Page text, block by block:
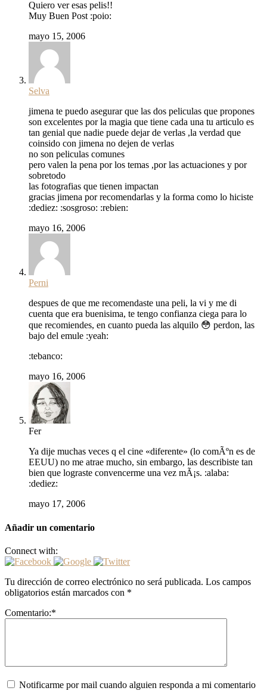
Quiero ver esas pelis!!
Muy Buen Post :poio:
mayo 15, 2006
Selva
jimena te puedo asegurar que las dos peliculas que propones
son excelentes por la magia que tiene cada una tu articulo es
tan genial que nadie puede dejar de verlas ,la verdad que
coinsido con jimena no dejen de verlas
no son peliculas comunes
pero valen la pena por los temas ,por las actuaciones y por
sobretodo
las fotografias que tienen impactan
gracias jimena por recomendarlas y la forma como lo hiciste
:dediez: :sosgroso: :rebien:
mayo 16, 2006
Perni
despues de que me recomendaste una peli, la vi y me di
cuenta que era buenisima, te tengo confianza ciega para lo
que recomiendes, en cuanto pueda las alquilo 😳 perdon, las
bajo del emule :yeah:
:tebanco:
mayo 16, 2006
Fer
Ya dije muchas veces q el cine «diferente» (lo comÃºn es de
EEUU) no me atrae mucho, sin embargo, las describiste tan
bien que lograste convencerme una vez mÃ¡s. :alaba:
:dediez:
mayo 17, 2006
Añadir un comentario
Connect with:
Tu dirección de correo electrónico no será publicada. Los campos
obligatorios están marcados con *
Comentario:*
Notificarme por mail cuando alguien responda a mi comentario